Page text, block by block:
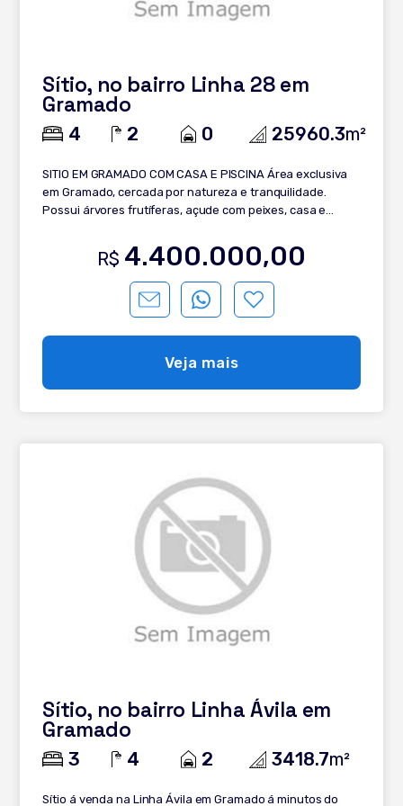
Sítio, no bairro Linha 28 em
Gramado
4 2 0 25960.3m²
SITIO EM GRAMADO COM CASA E PISCINA Área exclusiva
em Gramado, cercada por natureza e tranquilidade.
Possui árvores frutíferas, açude com peixes, casa e
de vida e contato com o verde. Conheça: - 2.5 hectares; -
Casa para lazer; - Piscina; - Árvores frutíferas; - Açude
espaço em Gramado!
R$ 4.400.000,00
Veja mais
Sítio, no bairro Linha Ávila em
Gramado
3 4 2 3418.7m²
Sítio á venda na Linha Ávila em Gramado á minutos do